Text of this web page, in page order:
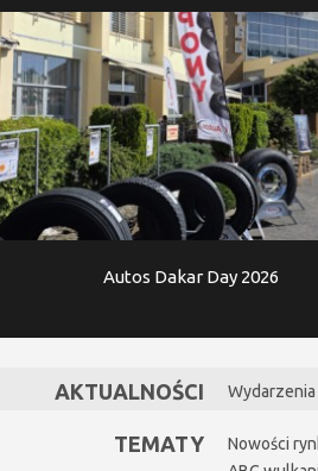
Autos Dakar Day 2026
AKTUALNOŚCI Wydarzenia
TEMATY Nowości